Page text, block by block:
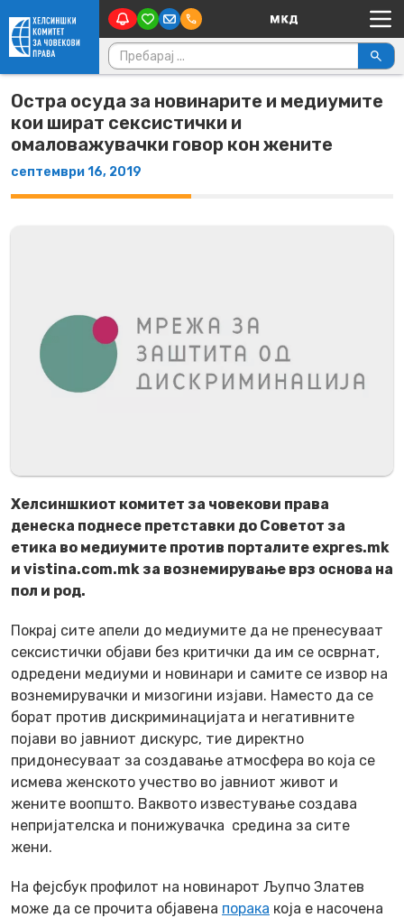
Skip to content Main Navigation
Пребарувај за:
Остра осуда за новинарите и медиумите
кои шират сексистички и
омаловажувачки говор кон жените
септември 16, 2019
Хелсиншкиот комитет за човекови права
денеска поднесе претставки до Советот за
етика во медиумите против порталите expres.mk
и vistina.com.mk за вознемирување врз основа на
пол и род.
Покрај сите апели до медиумите да не пренесуваат
сексистички објави без критички да им се осврнат,
одредени медиуми и новинари и самите се извор на
вознемирувачки и мизогини изјави. Наместо да се
борат против дискриминацијата и негативните
појави во јавниот дискурс, тие директно
придонесуваат за создавање атмосфера во која се
исмева женското учество во јавниот живот и
жените воопшто. Ваквото известување создава
непријателска и понижувачка средина за сите
жени.
На фејсбук профилот на новинарот Љупчо Златев
може да се прочита објавена порака која е насочена